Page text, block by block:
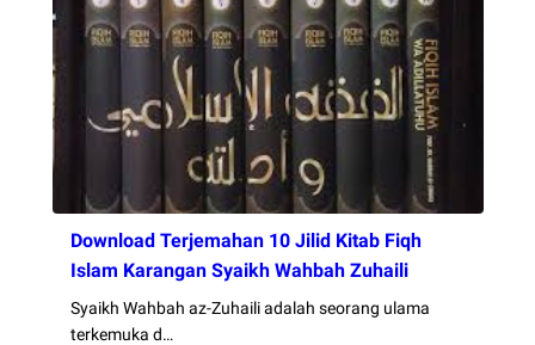
Download Terjemahan 10 Jilid Kitab Fiqh
Islam Karangan Syaikh Wahbah Zuhaili
Syaikh Wahbah az-Zuhaili adalah seorang ulama
terkemuka d…